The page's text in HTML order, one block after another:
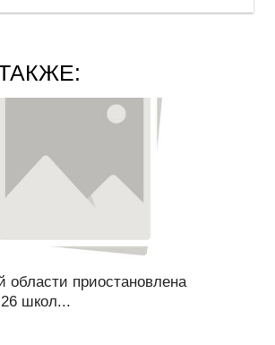
области приостановлена
школ...